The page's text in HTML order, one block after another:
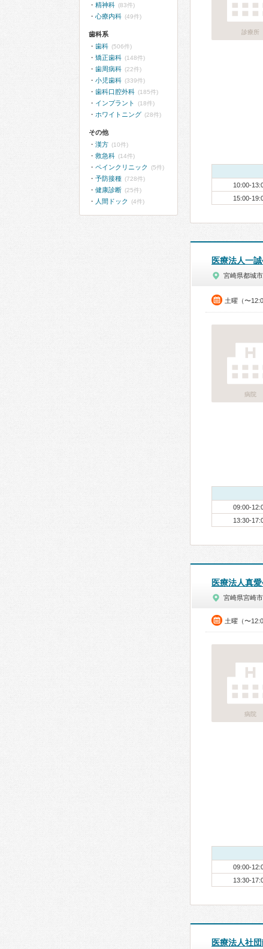
診療所
10:00-
15:00-
医療法人一
宮崎県都城
土曜（〜
病院
09:00-
13:30-
医療法人真
宮崎県宮崎
土曜（〜
病院
09:00-
13:30-
医療法人社
精神科 (83件)
心療内科 (49件)
歯科系
歯科 (506件)
矯正歯科 (148件)
歯周病科 (22件)
小児歯科 (339件)
歯科口腔外科 (185件)
インプラント (18件)
ホワイトニング (28件)
その他
漢方 (10件)
救急科 (14件)
ペインクリニック (5件)
予防接種 (728件)
健康診断 (25件)
人間ドック (4件)